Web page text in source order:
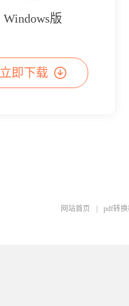
Windows版
立即下载
网站首页 pdf转